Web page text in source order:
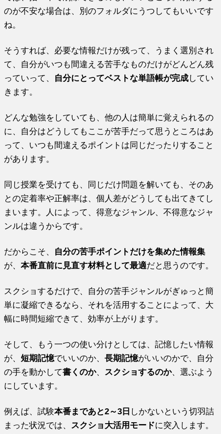
のが不安な場合は、別のフォルダにうつしてもいいです
ね。
そうすれば、必要な情報だけが残って、うまく選別され
て、自分がいつも間違える苦手なものだけがどんどん残
っていって、 自分にとってベストな単語帳が完成してい
きます。
どんな勉強をしていても、他の人は簡単に覚えられるの
に、自分はどうしてもここが苦手だって思うところはあ
って、いつも間違えるポイントは同じだったりすること
があります。
同じ授業を受けても、同じだけ問題を解いても、そのあ
との定着率や正解率は、個人差がどうしても出てきてし
まいます。人によって、得意なジャンル、不得意なジャ
ンルは違うからです。
だからこそ、 自分の苦手ポイントだけを集めた情報集
が、本番直前に見直す材料として最適だと思うのです。
スクショするだけで、自分の苦手ジャンルがぎゅっと簡
単に凝縮できるなら、それを活用することによって、大
幅に時間短縮できて、効率が上がります。
そして、もう一つの使い分けとしては、記憶したい情報
が、短期記憶でいいのか、長期記憶がいいのかで、自分
の手を動かして書くのか、 スクショするのか、選ぶよう
にしています。
例えば、試験本番まであと2～3日 しかないという切羽詰
まった状況では、 スクショ大活用モードに突入します。